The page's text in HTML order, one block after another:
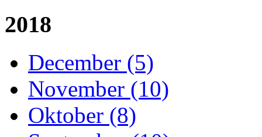
2018
December (5)
November (10)
Oktober (8)